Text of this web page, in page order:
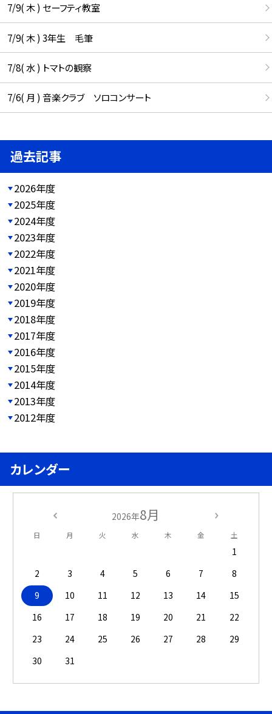
7/9( 木 ) セーフティ教室
7/9( 木 ) 3年生 毛筆
7/8( 水 ) トマトの観察
7/6( 月 ) 音楽クラブ ソロコンサート
過去記事
2026年度
2025年度
2024年度
2023年度
2022年度
2021年度
2020年度
2019年度
2018年度
2017年度
2016年度
2015年度
2014年度
2013年度
2012年度
カレンダー
2026年8月
日 月 火 水 木 金 土
1
2
3 4 5 6 7
8
9
10 11 12 13 14
15
16
17 18 19 20 21
22
23
24 25 26 27 28
29
30
31